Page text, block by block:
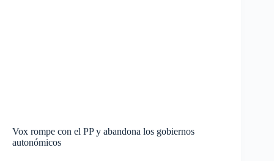
Vox rompe con el PP y abandona los gobiernos
autonómicos